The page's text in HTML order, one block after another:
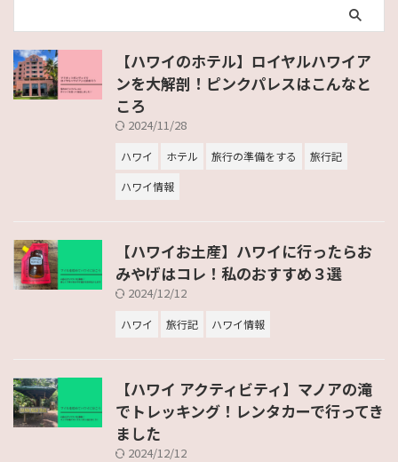
【ハワイのホテル】ロイヤルハワイア
ンを大解剖！ピンクパレスはこんなと
ころ
2024/11/28
ハワイ ホテル 旅行の準備をする
旅行記
ハワイ情報
【ハワイお土産】ハワイに行ったらお
みやげはコレ！私のおすすめ３選
2024/12/12
ハワイ 旅行記 ハワイ情報
【ハワイ アクティビティ】マノアの滝
でトレッキング！レンタカーで行ってき
ました
2024/12/12